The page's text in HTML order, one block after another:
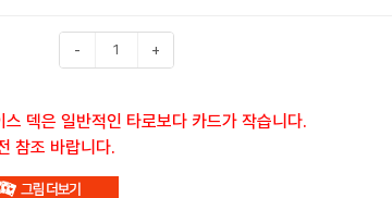
- +
스 덱은 일반적인 타로보다 카드가 작습니다.
참조 바랍니다.